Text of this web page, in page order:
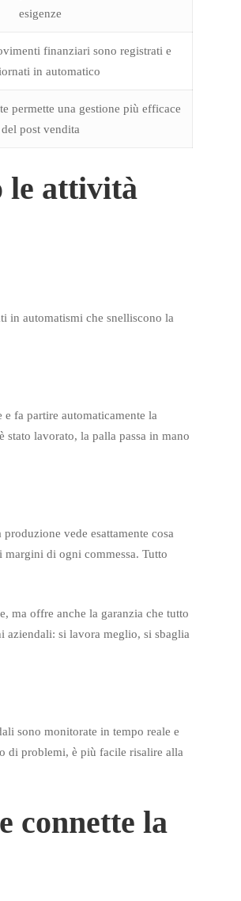
esigenze
finanziari sono registrati e
in automatico
permette una gestione più efficace
del post vendita
le attività
in automatismi che snelliscono la
fa partire automaticamente la
lavorato, la palla passa in mano
vede esattamente cosa
di ogni commessa. Tutto
ma offre anche la garanzia che tutto
aziendali: si lavora meglio, si sbaglia
sono monitorate in tempo reale e
di problemi, è più facile risalire alla
connette la